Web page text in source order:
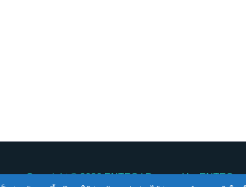
Copyright © 2026ENTEC| Powered byENTEC